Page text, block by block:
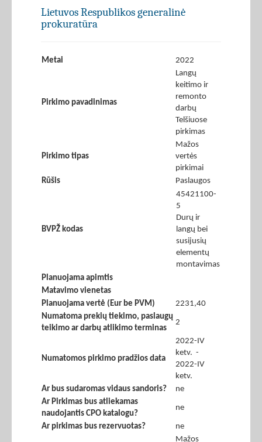
Lietuvos Respublikos generalinė
prokuratūra
Metai 2022
Pirkimo pavadinimas
Langų
keitimo ir
remonto
darbų
Telšiuose
pirkimas
Pirkimo tipas
Mažos
vertės
pirkimai
Rūšis
Paslaugos
BVPŽ kodas
45421100-
5
Durų ir
langų bei
susijusių
elementų
montavimas
Planuojama apimtis
Matavimo vienetas
Planuojama vertė (Eur be PVM)
2231,40
Numatoma prekių tiekimo, paslaugų
teikimo ar darbų atlikimo terminas
2
Numatomos pirkimo pradžios data
2022-IV
ketv. -
2022-IV
ketv.
Ar bus sudaromas vidaus sandoris?
ne
Ar Pirkimas bus atliekamas
naudojantis CPO katalogu?
ne
Ar pirkimas bus rezervuotas?
ne
Mažos